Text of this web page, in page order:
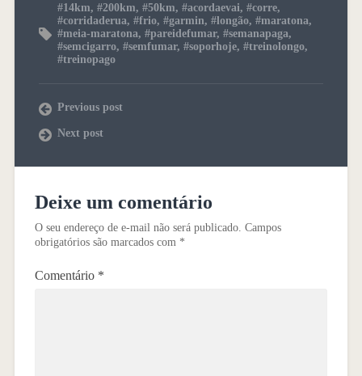
#14km, #200km, #50km, #acordaevai, #corre,
#corridaderua, #frio, #garmin, #longão, #maratona,
#meia-maratona, #pareidefumar, #semanapaga,
#semcigarro, #semfumar, #soporhoje, #treinolongo,
#treinopago
Previous post
Next post
Deixe um comentário
O seu endereço de e-mail não será publicado. Campos
obrigatórios são marcados com *
Comentário *